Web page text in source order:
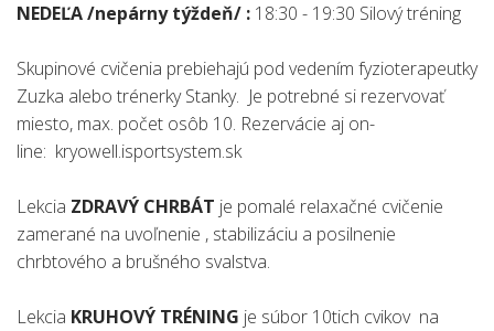
NEDEĽA /nepárny týždeň/ : 18:30 - 19:30 Silový tréning
Skupinové cvičenia prebiehajú pod vedením fyzioterapeutky
Zuzka alebo trénerky Stanky. Je potrebné si rezervovať
miesto, max. počet osôb 10. Rezervácie aj on-
line: kryowell.isportsystem.sk
Lekcia ZDRAVÝ CHRBÁT je pomalé relaxačné cvičenie
zamerané na uvoľnenie , stabilizáciu a posilnenie
chrbtového a brušného svalstva.
Lekcia KRUHOVÝ TRÉNING je súbor 10tich cvikov na